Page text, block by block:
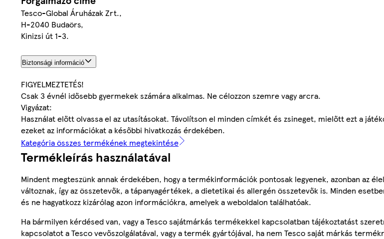
Tesco-Global Áruházak Zrt.,
H-2040 Budaörs,
Kinizsi út 1-3.
Biztonsági információ
FIGYELMEZTETÉS!
Csak 3 évnél idősebb gyermekek számára alkalmas. Ne célozzon szemre vagy arcra.
Vigyázat:
Használat előtt olvassa el az utasításokat. Távolítson el minden címkét és zsineget, mielőtt ezt a
ezeket az információkat a későbbi hivatkozás érdekében.
Kategória összes termékének megtekintése
Termékleírás használatával
Mindent megteszünk annak érdekében, hogy a termékinformációk pontosak legyenek, azonban az
változnak, így az összetevők, a tápanyagértékek, a dietetikai és allergén összetevők is. Minden
és ne hagyatkozz kizárólag azon információkra, amelyek a weboldalon találhatóak.
Ha bármilyen kérdésed van, vagy a Tesco sajátmárkás termékekkel kapcsolatban tájékoztatást
kapcsolatot a Tesco vevőszolgálatával, vagy a termék gyártójával, ha nem Tesco saját márkás